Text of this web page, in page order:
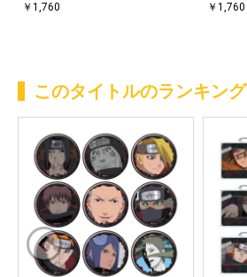
￥1,760 ￥1,760
このタイトルのランキング